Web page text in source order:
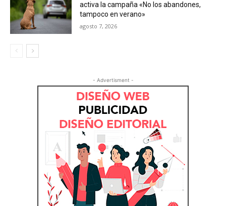
activa la campaña «No los abandones,
tampoco en verano»
agosto 7, 2026
- Advertisment -